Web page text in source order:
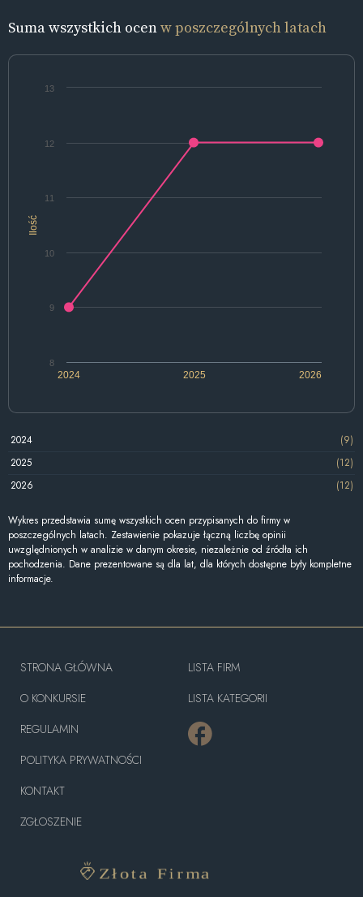
Suma wszystkich ocenw poszczególnych latach
Ilość
2024 2025 2026
8
9
10
11
12
13
2024
(9)
2025
(12)
2026
(12)
Wykres przedstawia sumę wszystkich ocen przypisanych do firmy w
poszczególnych latach. Zestawienie pokazuje łączną liczbę opinii
uwzględnionych w analizie w danym okresie, niezależnie od źródła ich
pochodzenia. Dane prezentowane są dla lat, dla których dostępne były kompletne
informacje.
STRONA GŁÓWNA
O KONKURSIE
REGULAMIN
POLITYKA PRYWATNOŚCI
KONTAKT
ZGŁOSZENIE
LISTA FIRM
LISTA KATEGORII